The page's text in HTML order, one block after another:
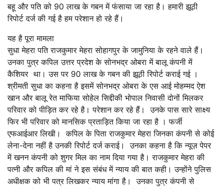
बहू और पति को 90 लाख के गबन में फंसाया जा रहा है। हमारी झूठी
रिपोर्ट दर्ज की गई है हम परेशान हो रहे हैं।
यह है पूरा मामला
सुधा मेहरा पति राजकुमार मेहरा सोहागपुर के जामुनिया के रहने वाले हैं।
उनका पुत्र कपिल उत्तर प्रदेश के सोनभद्र ओबरा में बालू कंपनी में
कैशियर था। उस पर 90 लाख के गबन की झूठी रिपोर्ट कराई गई ।
श्रीमती सुधा का कहना है इसमें सोनभद्र ओबरा के एस आई मोहम्मद ऐश
खान और बालू रेत माफिया सोहेल सिद्दीकी भोपाल निवासी दोनों मिलकर
परिवार को पीड़ित कर रहे है। परेशान कर रहे हैं। उनके पास सारे साक्ष्य
फिर भी परिवार को मानसिक प्रताड़ित किया जा रहा है । फर्जी
एफआईआर लिखी। कपिल के पिता राजकुमार मेहरा जिनका कंपनी से कोई
लेना-देना नहीं है उनकी रिपोर्ट दर्ज कराई। उनका कहना है कि न्यूज़ पेपर
में खनन कंपनी को शुगर मिल का नाम दिया गया है। राजकुमार मेहरा की
पत्नी और कपिल की मां ने इस संबंध में न्याय की बात कही। उन्होंने पुलिस
अधीक्षक को भी पत्र लिखकर न्याय मांगा है। उनका पुत्र कंपनी से